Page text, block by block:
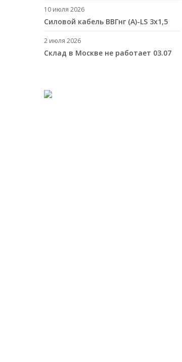
10 июля 2026
Cиловой кабель ВВГнг (A)-LS 3х1,5
2 июля 2026
Склад в Москве не работает 03.07